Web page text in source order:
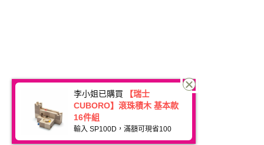
李小姐已購買
【瑞士
CUBORO】滾珠積木 基本款
16件組
輸入 SP100D，滿額可現省100